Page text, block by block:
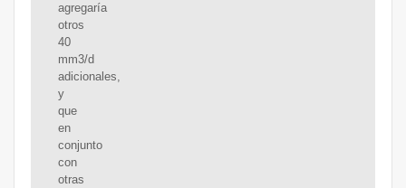
agregaría
otros
40
mm3/d
adicionales,
y
que
en
conjunto
con
otras